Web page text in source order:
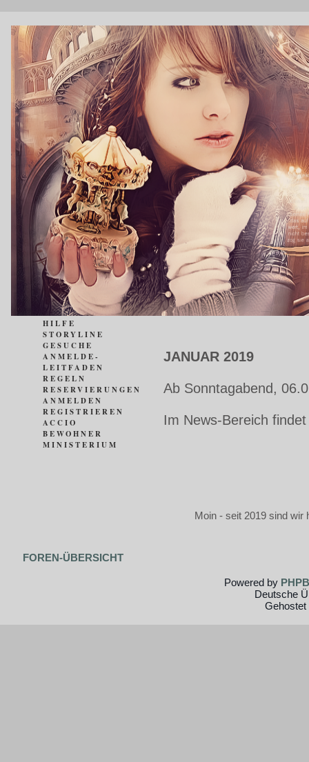
HILFE
STORYLINE
GESUCHE
ANMELDE-
LEITFADEN
REGELN
RESERVIERUNGEN
ANMELDEN
REGISTRIEREN
ACCIO
BEWOHNER
MINISTERIUM
JANUAR 2019
Ab Sonntagabend,
Im News-Bereich
Moin - seit 2019 sind wir
FOREN-ÜBERSICHT
Powered by
Deutsche